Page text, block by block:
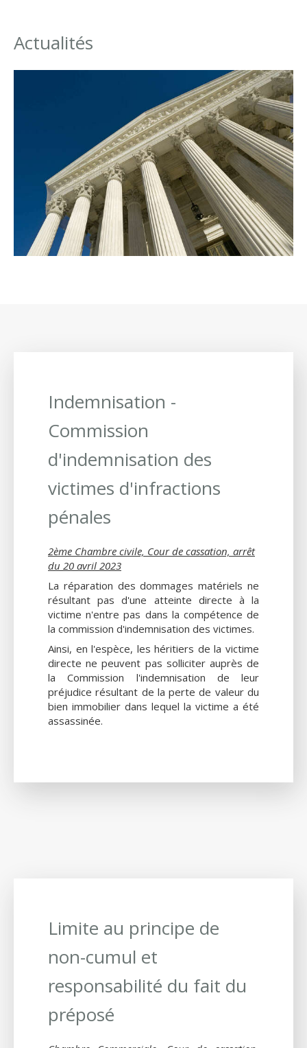
Actualités
Indemnisation -
Commission
d'indemnisation des
victimes d'infractions
pénales
2ème Chambre civile, Cour de cassation, arrêt
du 20 avril 2023
La réparation des dommages matériels ne
résultant pas d'une atteinte directe à la
victime n'entre pas dans la compétence de
la commission d'indemnisation des victimes.
Ainsi, en l'espèce, les héritiers de la victime
directe ne peuvent pas solliciter auprès de
la Commission l'indemnisation de leur
préjudice résultant de la perte de valeur du
bien immobilier dans lequel la victime a été
assassinée.
Limite au principe de
non-cumul et
responsabilité du fait du
préposé